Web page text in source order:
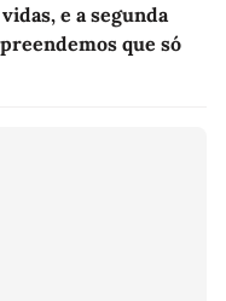
e a segunda
que só